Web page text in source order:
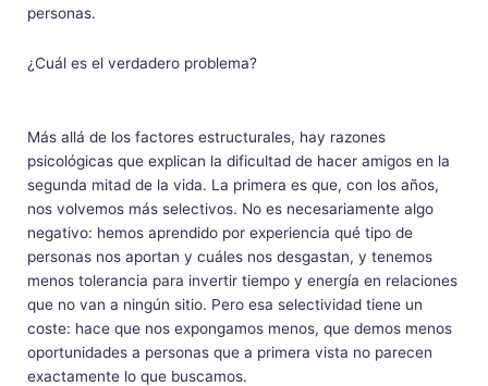
personas.
¿Cuál es el verdadero problema?
Más allá de los factores estructurales, hay razones
psicológicas que explican la dificultad de hacer amigos en la
segunda mitad de la vida. La primera es que, con los años,
nos volvemos más selectivos. No es necesariamente algo
negativo: hemos aprendido por experiencia qué tipo de
personas nos aportan y cuáles nos desgastan, y tenemos
menos tolerancia para invertir tiempo y energía en relaciones
que no van a ningún sitio. Pero esa selectividad tiene un
coste: hace que nos expongamos menos, que demos menos
oportunidades a personas que a primera vista no parecen
exactamente lo que buscamos.